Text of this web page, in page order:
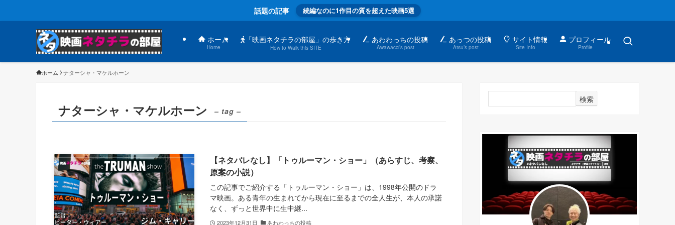
話題の記事 続編なのに1作目の質を超えた映画5選
ホーム
Home
「映画ネタチラの部屋」の歩き方
How to Walk this SITE
あわわっちの投稿
Awawacci’s post
あっつの投稿
Atsu’s post
サイト情報
Site Info
プロフィール
Profile
ホーム ナターシャ・マケルホーン
ナターシャ・マケルホーン – tag –
【ネタバレなし】「トゥルーマン・ショー」（あらすじ、考察、
原案の小説）
この記事でご紹介する「トゥルーマン・ショー」は、1998年公開のドラ
マ映画。ある青年の生まれてから現在に至るまでの全人生が、本人の承諾
なく、ずっと世界中に生中継...
2023年12月31日 あわわっちの投稿
検索